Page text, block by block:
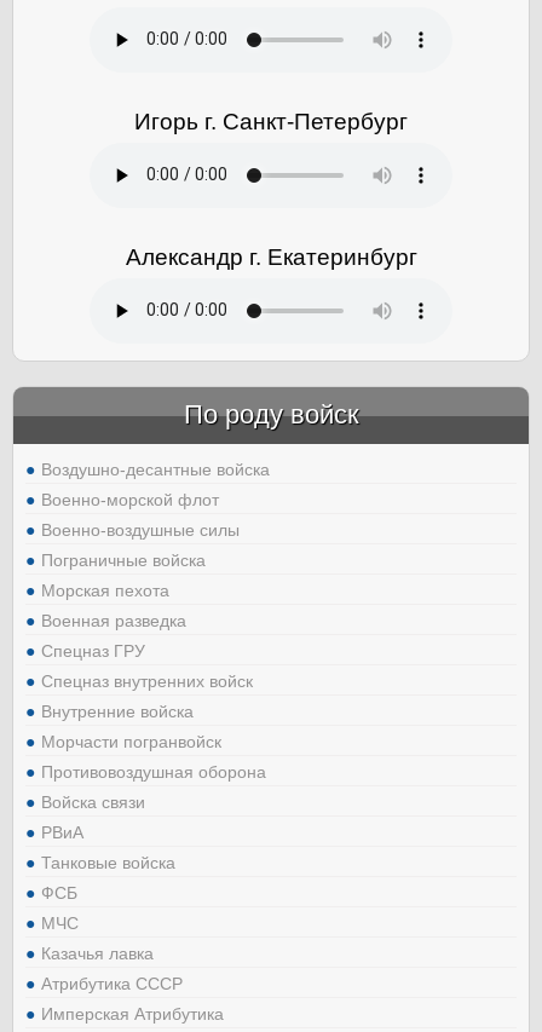
Игорь г. Санкт-Петербург
Александр г. Екатеринбург
По роду войск
Воздушно-десантные войска
Военно-морской флот
Военно-воздушные силы
Пограничные войска
Морская пехота
Военная разведка
Спецназ ГРУ
Спецназ внутренних войск
Внутренние войска
Морчасти погранвойск
Противовоздушная оборона
Войска связи
РВиА
Танковые войска
ФСБ
МЧС
Казачья лавка
Атрибутика СССР
Имперская Атрибутика